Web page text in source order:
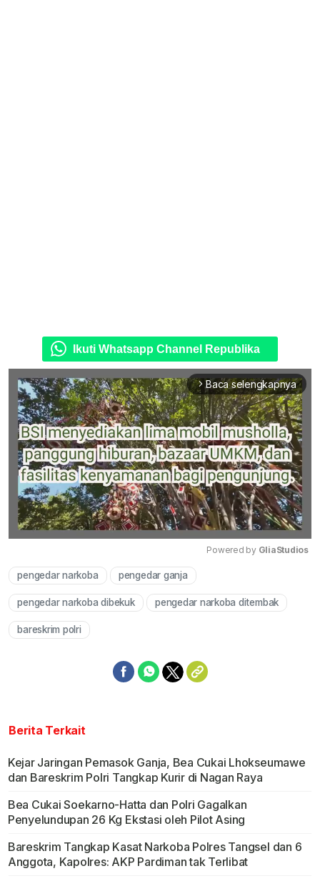
Ikuti Whatsapp Channel Republika
arrow_forward_ios Baca selengkapnya
Powered by GliaStudios
pengedar narkoba pengedar ganja
pengedar narkoba dibekuk pengedar narkoba ditembak
bareskrim polri
Berita Terkait
Kejar Jaringan Pemasok Ganja, Bea Cukai Lhokseumawe
dan Bareskrim Polri Tangkap Kurir di Nagan Raya
Bea Cukai Soekarno-Hatta dan Polri Gagalkan
Penyelundupan 26 Kg Ekstasi oleh Pilot Asing
Bareskrim Tangkap Kasat Narkoba Polres Tangsel dan 6
Anggota, Kapolres: AKP Pardiman tak Terlibat